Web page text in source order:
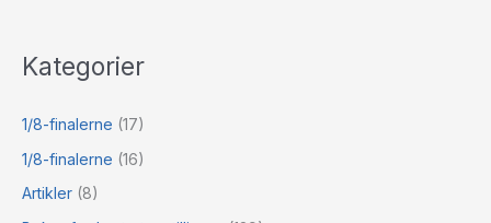
Kategorier
1/8-finalerne (17)
1/8-finalerne (16)
Artikler (8)